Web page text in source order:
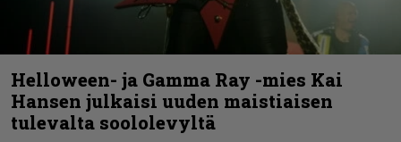
Helloween- ja Gamma Ray -mies Kai
Hansen julkaisi uuden maistiaisen
tulevalta soololevyltä